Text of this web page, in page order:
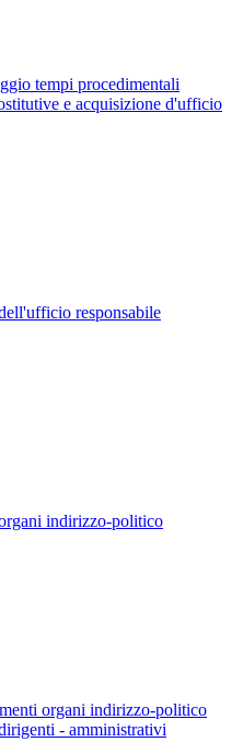
tempi procedimentali
e acquisizione d'ufficio
responsabile
indirizzo-politico
organi indirizzo-politico
- amministrativi